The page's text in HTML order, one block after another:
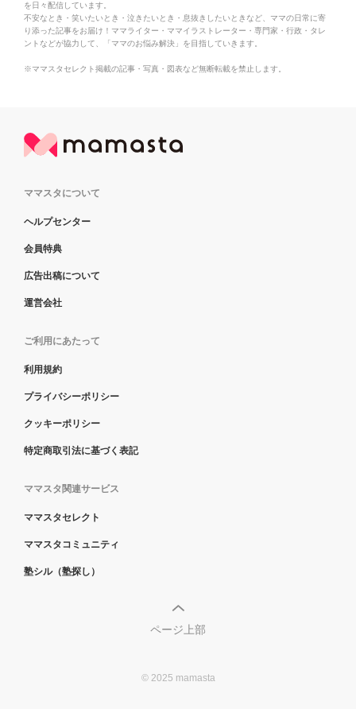
を日々配信しています。
不安なとき・笑いたいとき・泣きたいとき・息抜きしたいときなど、ママの日常に寄
り添った記事をお届け！ママライター・ママイラストレーター・専門家・行政・タレ
ントなどが協力して、「ママのお悩み解決」を目指していきます。
※ママスタセレクト掲載の記事・写真・図表など無断転載を禁止します。
ママスタについて
ヘルプセンター
会員特典
広告出稿について
運営会社
ご利用にあたって
利用規約
プライバシーポリシー
クッキーポリシー
特定商取引法に基づく表記
ママスタ関連サービス
ママスタセレクト
ママスタコミュニティ
塾シル（塾探し）
ページ上部
© 2025 mamasta